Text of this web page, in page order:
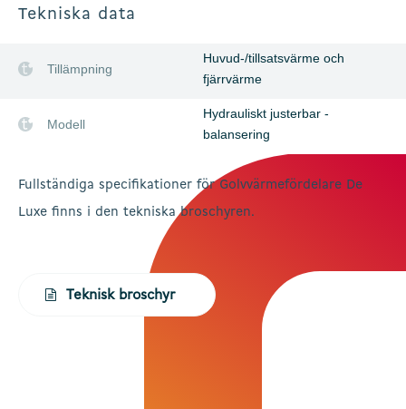
Tekniska data
Tillämpning
Huvud-/tillsatsvärme och
fjärrvärme
Modell
Hydrauliskt justerbar -
balansering
Fullständiga specifikationer för Golvvärmefördelare De
Luxe finns i den tekniska broschyren.
Teknisk broschyr